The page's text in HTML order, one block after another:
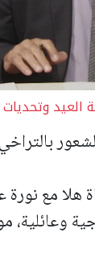
العيد
مع نورة